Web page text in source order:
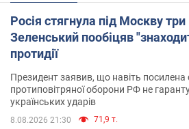
Росія стягнула під Москву
Зеленський пообіцяв
протидії
Президент заявив, що навіть посилена
протиповітряної оборони РФ не
українських ударів
8.08.2026 21:30 71,9 т.